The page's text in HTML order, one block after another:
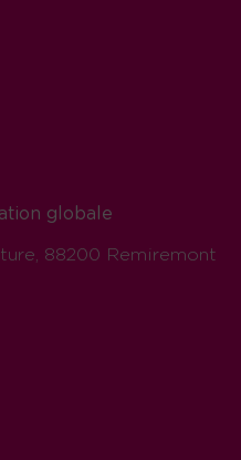
globale
88200 Remiremont